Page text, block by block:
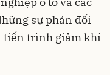
sự phản đối
tiến trình giảm khí